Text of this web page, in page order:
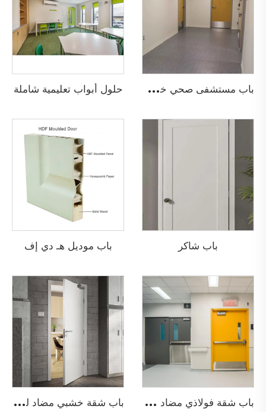
ب
اب مستشفى صحي خشبي مضاد للحريق حلول أبواب تعليمية شاملة
باب شاكر باب موديل هـ دي إف
ب
اب شقة فولاذي مضاد للحريق ب
اب شقة خشبي مضاد للحريق